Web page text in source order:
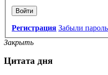
Войти
Регистрация Забыли
Закрыть
Цитата дня